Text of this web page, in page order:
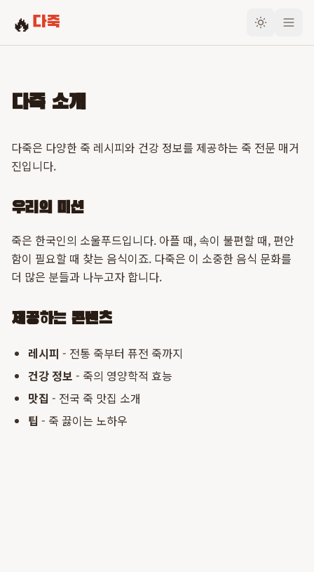
🔥 다죽
다죽 소개
다죽은 다양한 죽 레시피와 건강 정보를 제공하는 죽 전문 매거
진입니다.
우리의 미션
죽은 한국인의 소울푸드입니다. 아플 때, 속이 불편할 때, 편안
함이 필요할 때 찾는 음식이죠. 다죽은 이 소중한 음식 문화를
더 많은 분들과 나누고자 합니다.
제공하는 콘텐츠
레시피 - 전통 죽부터 퓨전 죽까지
건강 정보 - 죽의 영양학적 효능
맛집 - 전국 죽 맛집 소개
팁 - 죽 끓이는 노하우